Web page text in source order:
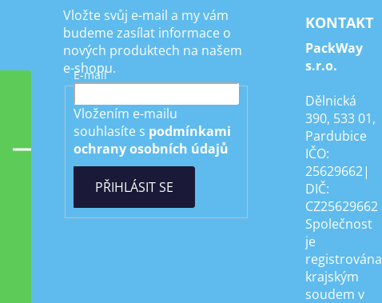
Vložte svůj e-mail a my vám
budeme zasílat informace o
nových produktech na našem
e-shopu.
E-mail
Vložením e-mailu
souhlasíte s podmínkami
ochrany osobních údajů
PŘIHLÁSIT SE
KONTAKT
PackWay
s.r.o.
Dělnická
390, 533 01,
Pardubice
IČO:
25629662|
DIČ:
CZ25629662
Společnost
je
registrována
krajským
soudem v